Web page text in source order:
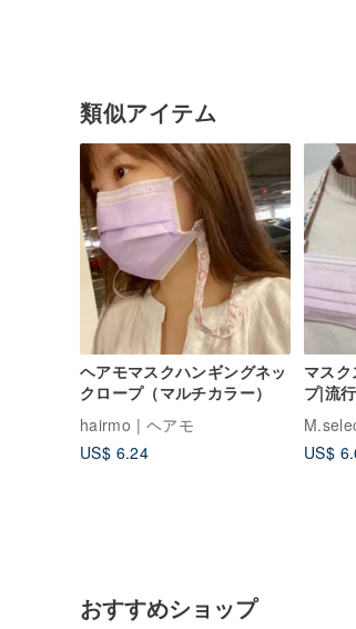
類似アイテム
ヘアモマスクハンギングネッ
クロープ（マルチカラー）
hairmo | ヘアモ
US$ 6.24
マス
プ|流
トラッ
US$
おすすめショップ